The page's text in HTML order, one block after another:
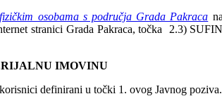
osobama s područja Grada Pakraca
stranici Grada Pakraca, točka 2.3)
IMOVINU
definirani u točki 1. ovog Javnog poziva.